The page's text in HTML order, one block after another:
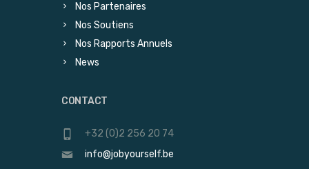
Nos Partenaires
Nos Soutiens
Nos Rapports Annuels
News
CONTACT
+32 (0)2 256 20 74
info@jobyourself.be